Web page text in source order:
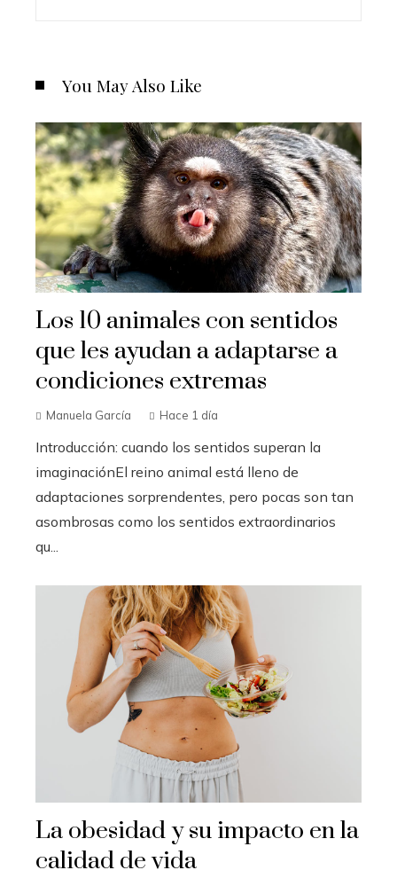
You May Also Like
Los 10 animales con sentidos
que les ayudan a adaptarse a
condiciones extremas
Manuela García Hace 1 día
Introducción: cuando los sentidos superan la
imaginaciónEl reino animal está lleno de
adaptaciones sorprendentes, pero pocas son tan
asombrosas como los sentidos extraordinarios
qu...
La obesidad y su impacto en la
calidad de vida